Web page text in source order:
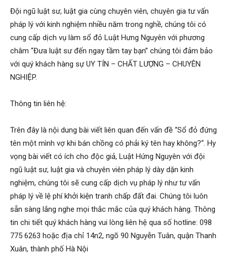
Đội ngũ luật sư, luật gia cùng chuyên viên, chuyên gia tư vấn
pháp lý với kinh nghiệm nhiều năm trong nghề, chúng tôi có
cung cấp dịch vụ làm sổ đỏ Luật Hưng Nguyên với phương
châm “Đưa luật sư đến ngay tầm tay bạn” chúng tôi đảm bảo
với quý khách hàng sự UY TÍN – CHẤT LƯỢNG – CHUYÊN
NGHIỆP.
Thông tin liên hệ:
Trên đây là nội dung bài viết liên quan đến vấn đề “Sổ đỏ đứng
tên một mình vợ khi bán chồng có phải ký tên hay không?“. Hy
vọng bài viết có ích cho độc giả, Luật Hứng Nguyên với đội
ngũ luật sư, luật gia và chuyên viên pháp lý dày dặn kinh
nghiệm, chúng tôi sẽ cung cấp dịch vụ pháp lý như tư vấn
pháp lý về lệ phí khởi kiện tranh chấp đất đai. Chúng tôi luôn
sẵn sàng lắng nghe mọi thắc mắc của quý khách hàng. Thông
tin chi tiết quý khách hàng vui lòng liên hệ qua số hotline: 098
775 6263 hoặc địa chỉ 14n2, ngõ 90 Nguyễn Tuân, quận Thanh
Xuân, thành phố Hà Nội